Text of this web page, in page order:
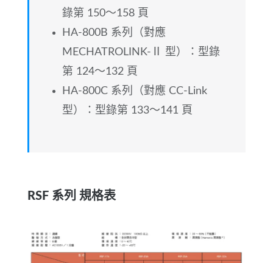
錄第 150～158 頁
HA-800B 系列（對應
MECHATROLINK-Ⅱ 型）：型錄
第 124～132 頁
HA-800C 系列（對應 CC-Link
型）：型錄第 133～141 頁
RSF 系列 規格表